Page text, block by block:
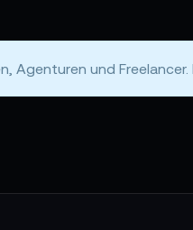
Agenturen und Freelancer.